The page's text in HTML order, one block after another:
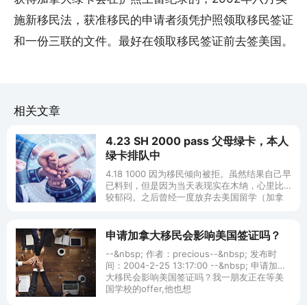
施新移民法，获准移民的申请者须凭护照领取移民签证
和一份三联的文件。最好在领取移民签证前去签美国。
相关文章
4.23 SH 2000 pass 父母绿卡，本人
绿卡排队中
4.18 1000 因为移民倾向被拒。虽然结果自己早
已料到，但是因为当天表现实在木纳，心里比
较郁闷。之后曾经一度放弃去美国留学（加拿
申请加拿大移民会影响美国签证吗？
--&nbsp; 作者：precious--&nbsp; 发布时
间：2004-2-25 13:17:00 --&nbsp; 申请加拿
大移民会影响美国签证吗？我一朋友正在等美
国学校的offer,他也想